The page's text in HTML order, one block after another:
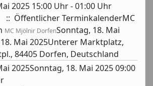
2025 15:00 Uhr - 01:00 Uhr
:: Öffentlicher TerminkalenderMC
MC Mjölnir DorfenSonntag, 18. Mai
Mai 2025Unterer Marktplatz,
84405 Dorfen, Deutschland
2025Sonntag, 18. Mai 2025 09:00